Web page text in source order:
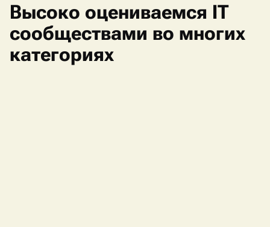
Высоко оцениваемся IT
сообществами во многих
категориях